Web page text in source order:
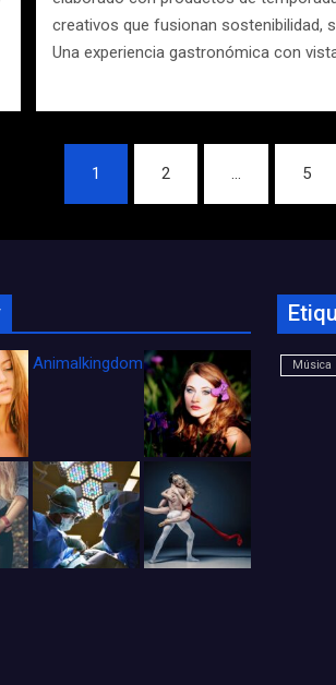
creativos que fusionan sostenibilidad,
Una experiencia gastronómica con
1 2 … 5
Animalkingdom_FichaCine Música